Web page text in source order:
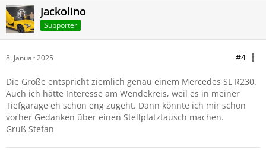
Jackolino
Supporter
8. Januar 2025 #4
Die Größe entspricht ziemlich genau einem Mercedes SL R230.
Auch ich hätte Interesse am Wendekreis, weil es in meiner
Tiefgarage eh schon eng zugeht. Dann könnte ich mir schon
vorher Gedanken über einen Stellplatztausch machen.
Gruß Stefan